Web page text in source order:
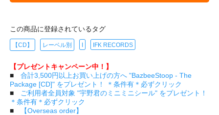
この商品に登録されているタグ
【CD】 レーベル別 I IFK RECORDS
【プレゼントキャンペーン中！】
■ 合計3,500円以上お買い上げの方へ "BazbeeStoop - The
Package [CD]" をプレゼント！ ＊条件有＊必ずクリック
■
ご利用者全員対象 "宇野君のミニミニシール" をプレゼント！
＊条件有＊必ずクリック
■
【Overseas order】